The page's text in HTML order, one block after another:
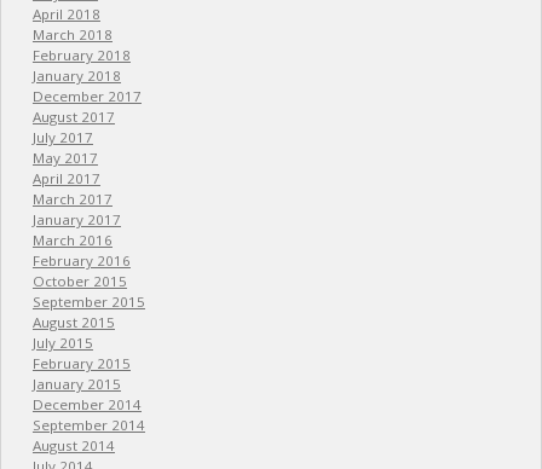
April 2018
March 2018
February 2018
January 2018
December 2017
August 2017
July 2017
May 2017
April 2017
March 2017
January 2017
March 2016
February 2016
October 2015
September 2015
August 2015
July 2015
February 2015
January 2015
December 2014
September 2014
August 2014